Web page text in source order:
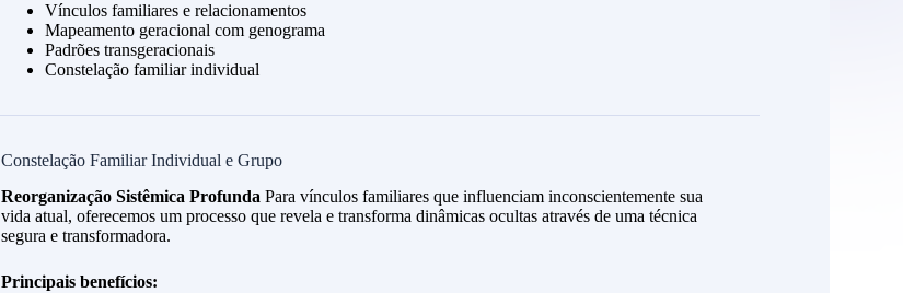
Vínculos familiares e relacionamentos
Mapeamento geracional com genograma
Padrões transgeracionais
Constelação familiar individual
Constelação Familiar Individual e Grupo
Reorganização Sistêmica Profunda Para vínculos familiares que influenciam inconscientemente sua
vida atual, oferecemos um processo que revela e transforma dinâmicas ocultas através de uma técnica
segura e transformadora.
Principais benefícios: